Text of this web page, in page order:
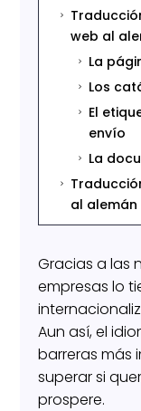
5
web al
5 La
5 Los
5
El
envío
5 La
5
al alemán
Gracias a las
empresas lo
Aun así, el
barreras más
superar si
prospere.